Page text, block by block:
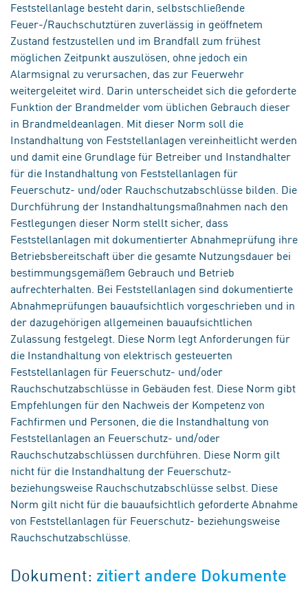
Feststellanlage besteht darin, selbstschließende
Feuer-/Rauchschutztüren zuverlässig in geöffnetem
Zustand festzustellen und im Brandfall zum frühest
möglichen Zeitpunkt auszulösen, ohne jedoch ein
Alarmsignal zu verursachen, das zur Feuerwehr
weitergeleitet wird. Darin unterscheidet sich die geforderte
Funktion der Brandmelder vom üblichen Gebrauch dieser
in Brandmeldeanlagen. Mit dieser Norm soll die
Instandhaltung von Feststellanlagen vereinheitlicht werden
und damit eine Grundlage für Betreiber und Instandhalter
für die Instandhaltung von Feststellanlagen für
Feuerschutz- und/oder Rauchschutzabschlüsse bilden. Die
Durchführung der Instandhaltungsmaßnahmen nach den
Festlegungen dieser Norm stellt sicher, dass
Feststellanlagen mit dokumentierter Abnahmeprüfung ihre
Betriebsbereitschaft über die gesamte Nutzungsdauer bei
bestimmungsgemäßem Gebrauch und Betrieb
aufrechterhalten. Bei Feststellanlagen sind dokumentierte
Abnahmeprüfungen bauaufsichtlich vorgeschrieben und in
der dazugehörigen allgemeinen bauaufsichtlichen
Zulassung festgelegt. Diese Norm legt Anforderungen für
die Instandhaltung von elektrisch gesteuerten
Feststellanlagen für Feuerschutz- und/oder
Rauchschutzabschlüsse in Gebäuden fest. Diese Norm gibt
Empfehlungen für den Nachweis der Kompetenz von
Fachfirmen und Personen, die die Instandhaltung von
Feststellanlagen an Feuerschutz- und/oder
Rauchschutzabschlüssen durchführen. Diese Norm gilt
nicht für die Instandhaltung der Feuerschutz-
beziehungsweise Rauchschutzabschlüsse selbst. Diese
Norm gilt nicht für die bauaufsichtlich geforderte Abnahme
von Feststellanlagen für Feuerschutz- beziehungsweise
Rauchschutzabschlüsse.
Dokument: zitiert andere Dokumente